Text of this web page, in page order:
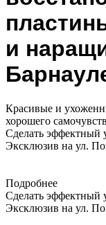
и
Красивые и
хорошего
Сделать эффектный
Эксклюзив на ул.
Подробнее
Сделать эффектный
Эксклюзив на ул.